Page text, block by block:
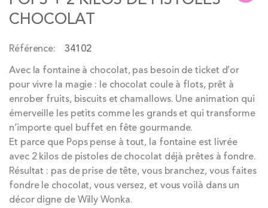
of
the
gallery
CHOCOLAT
Référence
34102
Avec la fontaine à chocolat, pas besoin de ticket d’or
pour vivre la magie : le chocolat coule à flots, prêt à
enrober fruits, biscuits et chamallows. Une animation qui
émerveille les petits comme les grands et qui transforme
n’importe quel buffet en fête gourmande.
Et parce que Pops pense à tout, la fontaine est livrée
avec 2 kilos de pistoles de chocolat déjà prêtes à fondre.
Résultat : pas de prise de tête, vous branchez, vous faites
fondre le chocolat, vous versez, et vous voilà dans un
décor digne de Willy Wonka.